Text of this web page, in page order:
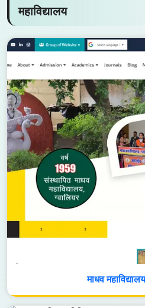
महाविद्यालय
माधव